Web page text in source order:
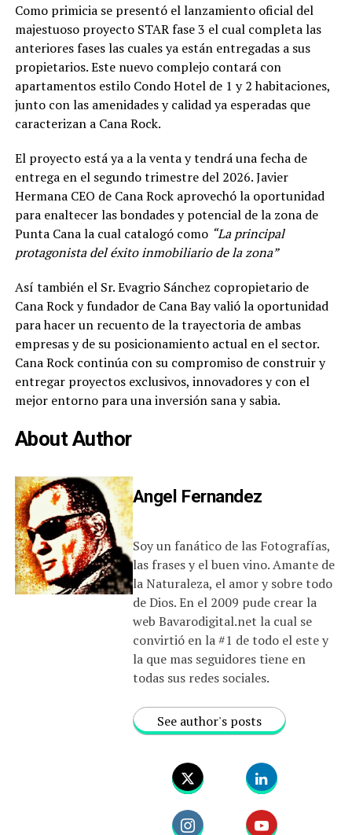
Como primicia se presentó el lanzamiento oficial del
majestuoso proyecto STAR fase 3 el cual completa las
anteriores fases las cuales ya están entregadas a sus
propietarios. Este nuevo complejo contará con
apartamentos estilo Condo Hotel de 1 y 2 habitaciones,
junto con las amenidades y calidad ya esperadas que
caracterizan a Cana Rock.
El proyecto está ya a la venta y tendrá una fecha de
entrega en el segundo trimestre del 2026. Javier
Hermana CEO de Cana Rock aprovechó la oportunidad
para enaltecer las bondades y potencial de la zona de
Punta Cana la cual catalogó como “La principal
protagonista del éxito inmobiliario de la zona”
Así también el Sr. Evagrio Sánchez copropietario de
Cana Rock y fundador de Cana Bay valió la oportunidad
para hacer un recuento de la trayectoria de ambas
empresas y de su posicionamiento actual en el sector.
Cana Rock continúa con su compromiso de construir y
entregar proyectos exclusivos, innovadores y con el
mejor entorno para una inversión sana y sabia.
About Author
Angel Fernandez
Soy un fanático de las Fotografías,
las frases y el buen vino. Amante de
la Naturaleza, el amor y sobre todo
de Dios. En el 2009 pude crear la
web Bavarodigital.net la cual se
convirtió en la #1 de todo el este y
la que mas seguidores tiene en
todas sus redes sociales.
See author's posts